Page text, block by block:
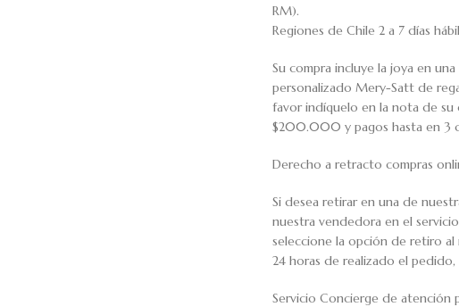
RM).
Regiones de Chile 2 a 7 días
Su compra incluye la joya en
personalizado Mery-Satt de
favor indíquelo en la nota de
$200.000 y pagos hasta en 3
Derecho a retracto compras
Si desea retirar en una de
nuestra vendedora en el
seleccione la opción de retiro
24 horas de realizado el
Servicio Concierge de atención